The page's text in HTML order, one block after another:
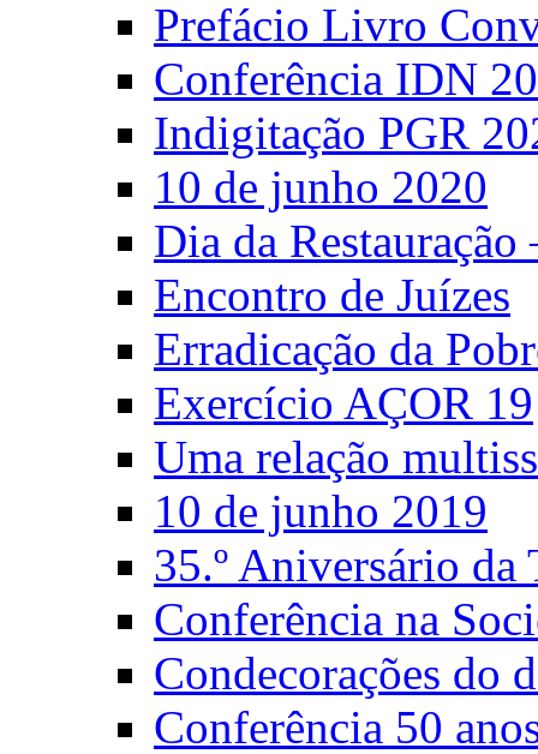
Prefácio Livro
Conferência IDN
Indigitação PGR
10 de junho 2020
Dia da
Encontro de Juízes
Erradicação da
Exercício AÇOR 19
Uma relação
10 de junho 2019
35.º Aniversário
Conferência na
Condecorações do
Conferência 50